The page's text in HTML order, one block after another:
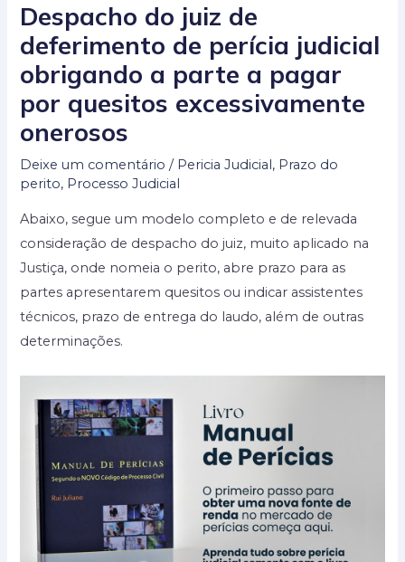
Despacho do juiz de
deferimento de perícia judicial
obrigando a parte a pagar
por quesitos excessivamente
onerosos
Deixe um comentário / Pericia Judicial, Prazo do
perito, Processo Judicial
Abaixo, segue um modelo completo e de relevada
consideração de despacho do juiz, muito aplicado na
Justiça, onde nomeia o perito, abre prazo para as
partes apresentarem quesitos ou indicar assistentes
técnicos, prazo de entrega do laudo, além de outras
determinações.